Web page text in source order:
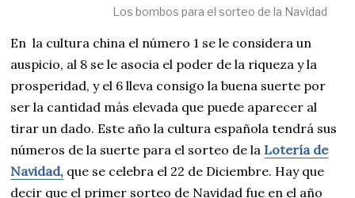
Los bombos para el sorteo de la Navidad
En la cultura china el número 1 se le considera un
auspicio, al 8 se le asocia el poder de la riqueza y la
prosperidad, y el 6 lleva consigo la buena suerte por
ser la cantidad más elevada que puede aparecer al
tirar un dado. Este año la cultura española tendrá sus
números de la suerte para el sorteo de la Lotería de
Navidad, que se celebra el 22 de Diciembre. Hay que
decir que el primer sorteo de Navidad fue en el año